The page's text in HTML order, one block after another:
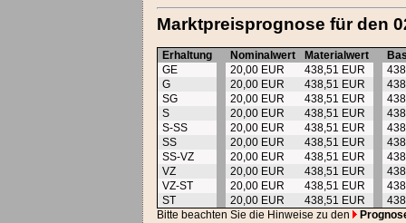
Marktpreisprognose für den
Erhaltung Nominalwert Materialwert
GE
20,00 EUR 438,51 EUR
G
20,00 EUR 438,51 EUR
SG
20,00 EUR 438,51 EUR
S
20,00 EUR 438,51 EUR
S-SS
20,00 EUR 438,51 EUR
SS
20,00 EUR 438,51 EUR
SS-VZ
20,00 EUR 438,51 EUR
VZ
20,00 EUR 438,51 EUR
VZ-ST
20,00 EUR 438,51 EUR
ST
20,00 EUR 438,51 EUR
Bitte beachten Sie die Hinweise zu den